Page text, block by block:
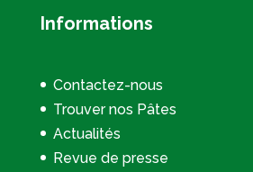
Informations
Contactez-nous
Trouver nos Pâtes
Actualités
Revue de presse